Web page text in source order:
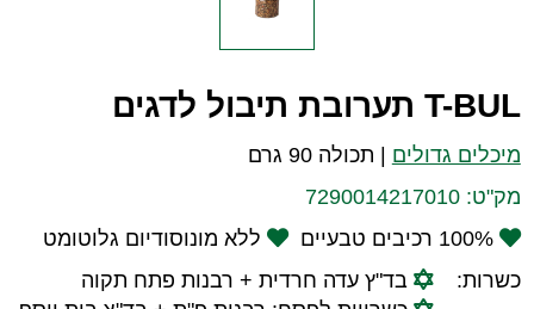
T-BUL תערובת תיבול לדגים
מיכלים גדולים
תכולה 90 גרם
מק"ט: 7290014217010
100% רכיבים טבעיים
ללא מונוסודיום גלוטומט
כשרות:
בד"ץ עדה חרדית + רבנות פתח תקוה